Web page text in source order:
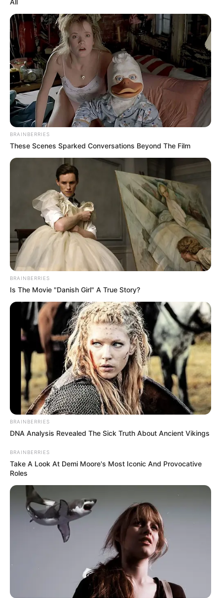
Quermania folgen: Impressum & Kontakt
Smartphone Startseite
Suchen:
Auf einigen Seiten dieses Projektes sind Affiliate-
Angebote integriert. Wenn etwas darüber gebucht oder
gekauft wird, ist das eine Unterstützung, ohne dass sich
dadurch der Preis ändert.
All
BRAINBERRIES
These Scenes Sparked Conversations Beyond The Film
BRAINBERRIES
Is The Movie "Danish Girl" A True Story?
BRAINBERRIES
DNA Analysis Revealed The Sick Truth About Ancient Vikings
BRAINBERRIES
Take A Look At Demi Moore's Most Iconic And Provocative
Roles